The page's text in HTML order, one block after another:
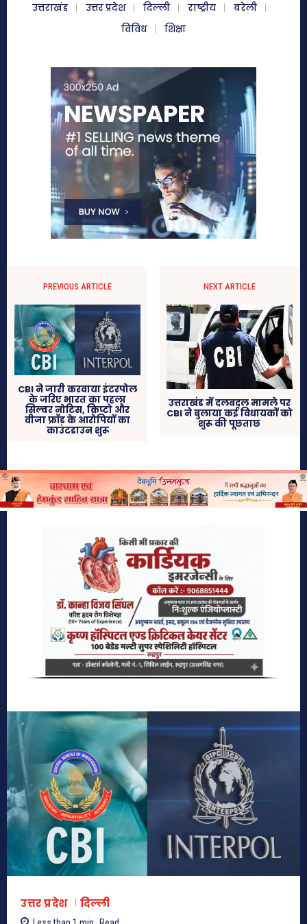
उत्तराखंड उत्तर प्रदेश दिल्ली राष्ट्रीय
बरेली
विविध
शिक्षा
PREVIOUS ARTICLE
CBI ने जारी करवाया इंटरपोल
के जरिए भारत का पहला
सिल्वर नोटिस, क्रिप्टो और
वीजा फ्रॉड के आरोपियों का
काउंटडाउन शुरू
NEXT ARTICLE
उत्तराखंड में दलबदल मामले पर
CBI ने बुलाया कई विधायकों को
शुरू की पूछताछ